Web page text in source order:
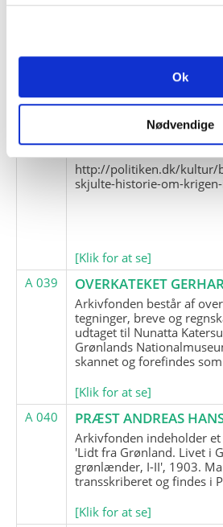
Ok
Nødvendige
og Marius Jensen som
befinder sig i
(Tyskland). Kopierne af
klausuleret iht. aftalen
Kontakt venligst Arktisk
brugen af materialet til
formål.
Nedenunder findes et
historien om
http://politiken.dk/kultur/
skjulte-historie-om-
[Klik for at se]
A 039
OVERKATEKET
Arkivfonden består af
tegninger, breve og
udtaget til Nunatta
Grønlands
skannet og forefindes
[Klik for at se]
A 040
PRÆST ANDREAS
Arkivfonden indeholder
'Lidt fra Grønland. Livet i
grønlænder, I-II', 1903.
transskriberet og findes i
[Klik for at se]